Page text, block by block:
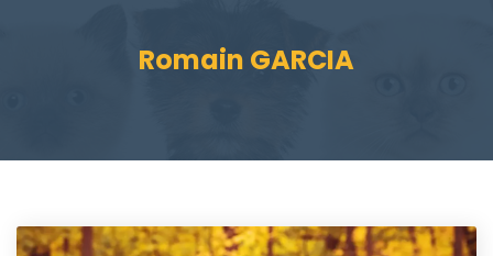
Romain GARCIA